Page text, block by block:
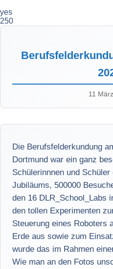
yes
250
11
Die Berufsfelderkundung
Dortmund war ein ganz
Schülerinnnen und
Jubiläums, 500000
den 16 DLR_School_Labs
den tollen Experimenten
Steuerung eines Roboters
Erde aus sowie zum
wurde das im Rahmen
Wie man an den Fotos